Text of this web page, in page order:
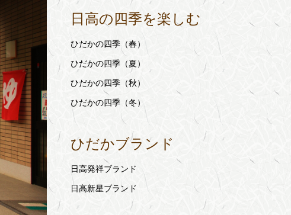
日高の四季を楽しむ
ひだかの四季（春）
ひだかの四季（夏）
ひだかの四季（秋）
ひだかの四季（冬）
ひだかブランド
日高発祥ブランド
日高新星ブランド